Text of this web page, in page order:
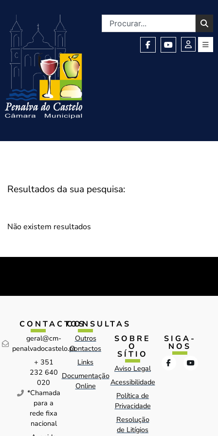
Resultados da sua pesquisa:
Não existem resultados
CONTACTOS
geral@cm-
penalvadocastelo.pt
+ 351
232 640
020
*Chamada
para a
rede fixa
nacional
CONSULTAS
Outros
Contactos
Links
Documentação
Online
SOBRE
O
SÍTIO
Aviso Legal
Acessibilidade
Política de
Privacidade
Resolução
de Litígios
SIGA-
NOS